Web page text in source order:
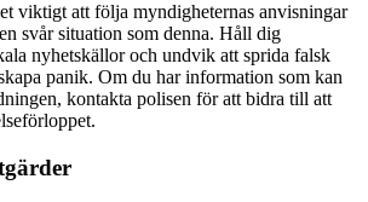
viktigt att följa myndigheternas anvisningar
svår situation som denna. Håll dig
nyhetskällor och undvik att sprida falsk
panik. Om du har information som kan
kontakta polisen för att bidra till att